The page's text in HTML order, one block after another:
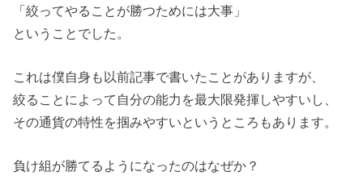
「絞ってやることが勝つためには大事」
ということでした。
これは僕自身も以前記事で書いたことがありますが、
絞ることによって自分の能力を最大限発揮しやすいし、
その通貨の特性を掴みやすいというところもあります。
負け組が勝てるようになったのはなぜか？